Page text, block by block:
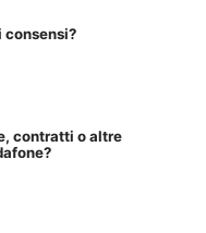
consensi?
contratti o altre